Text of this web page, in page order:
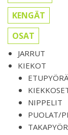
KENGÄT
OSAT
JARRUT
KIEKOT
NIPPELIT
PUOLAT/